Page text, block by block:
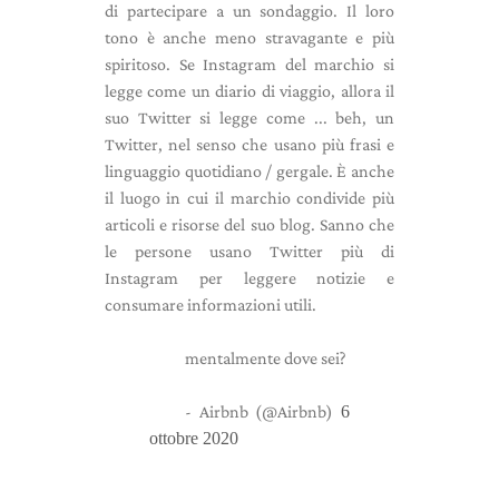
di partecipare a un sondaggio. Il loro
tono è anche meno stravagante e più
spiritoso. Se Instagram del marchio si
legge come un diario di viaggio, allora il
suo Twitter si legge come ... beh, un
Twitter, nel senso che usano più frasi e
linguaggio quotidiano / gergale. È anche
il luogo in cui il marchio condivide più
articoli e risorse del suo blog. Sanno che
le persone usano Twitter più di
Instagram per leggere notizie e
consumare informazioni utili.
mentalmente dove sei?
- Airbnb (@Airbnb) 6
ottobre 2020